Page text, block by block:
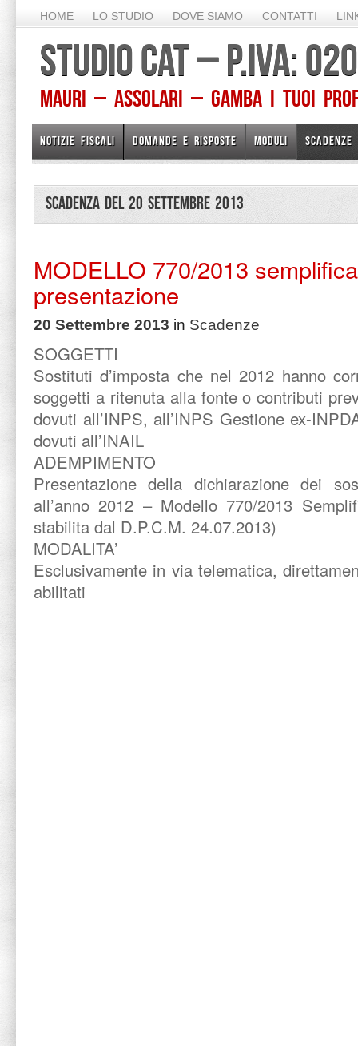
HOME LO STUDIO DOVE SIAMO CONTATTI
STUDIO CAT – P.IVA:
Mauri – Assolari – Gamba I TUOI
NOTIZIE FISCALI DOMANDE E RISPOSTE MODULI SCADENZE
Scadenza del 20 Settembre 2013
MODELLO 770/2013
presentazione
20 Settembre 2013 in Scadenze
SOGGETTI
Sostituti d’imposta che nel 2012 hanno
soggetti a ritenuta alla fonte o contributi
dovuti all’INPS, all’INPS Gestione ex-
dovuti all’INAIL
ADEMPIMENTO
Presentazione della dichiarazione dei
all’anno 2012 – Modello 770/2013
stabilita dal D.P.C.M. 24.07.2013)
MODALITA’
Esclusivamente in via telematica,
abilitati